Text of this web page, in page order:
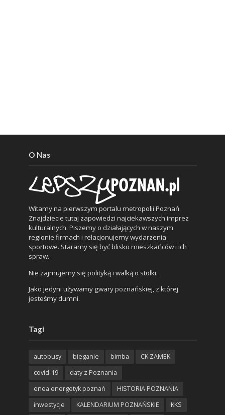
O Nas
Witamy na pierwszym portalu metropolii Poznań.
Znajdziecie tutaj zapowiedzi najciekawszych imprez
kulturalnych. Piszemy o działających w naszym
regionie firmach i relacjonujemy wydarzenia
sportowe. Staramy się być blisko mieszkańców i ich
spraw.
Nie zajmujemy się polityką i walką o stołki.
Jako jedyni używamy gwary poznańskiej, z której
jesteśmy dumni.
Tagi
autobusy bieganie bimba
CK ZAMEK
covid-19
daty z Poznania
enea energetyk poznań
HISTORIA POZNANIA
inwestycje
KALENDARIUM POZNAŃSKIE
KKS